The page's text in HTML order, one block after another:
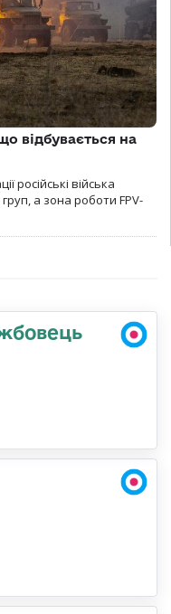
відбувається на
російські війська
а зона роботи FPV-